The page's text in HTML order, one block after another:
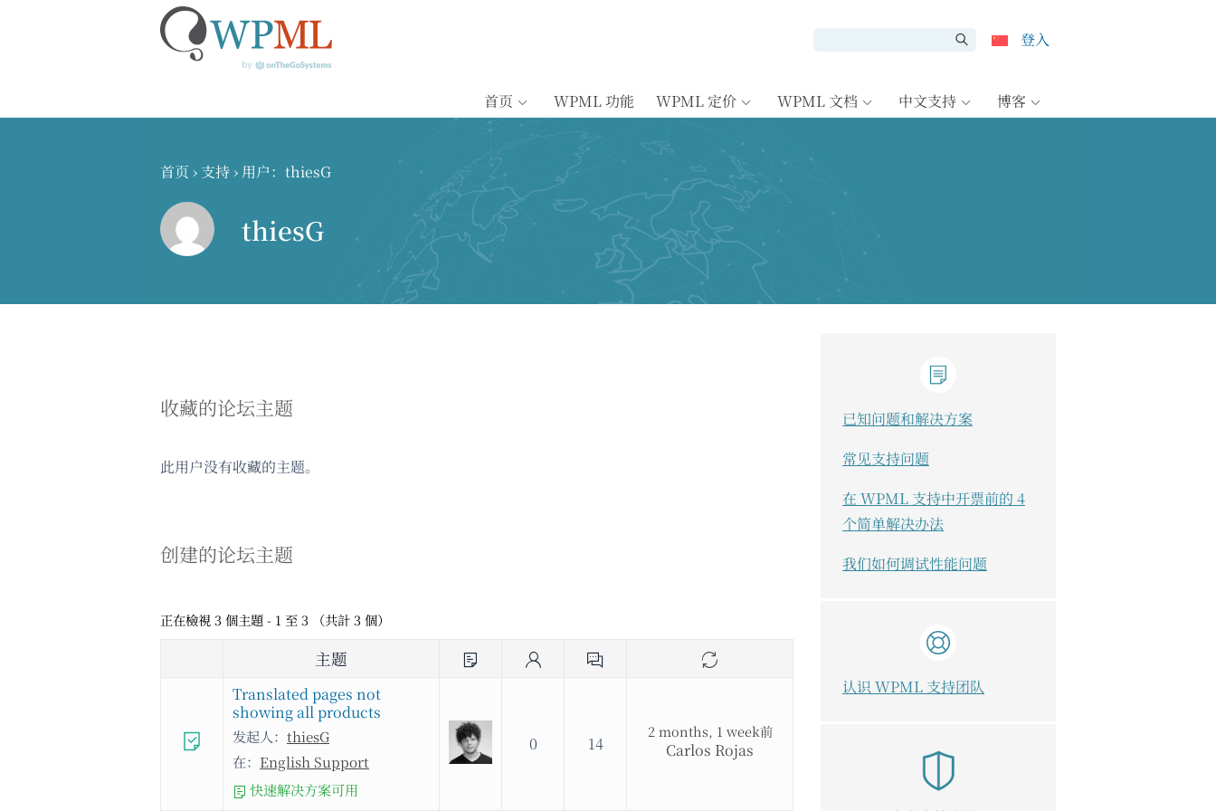
登入
首页 WPML 功能 WPML 定价 WPML 文档 中文支持 博客
首页 › 支持› 用户：thiesG
thiesG
收藏的论坛主题
此用户没有收藏的主题。
创建的论坛主题
正在檢視 3 個主題 - 1 至 3 （共計 3 個）
主题
Translated pages not
showing all products
发起人： thiesG
在： English Support
快速解决方案可用
0 14
2 months, 1 week前
Carlos Rojas
已知问题和解决方案
常见支持问题
在 WPML 支持中开票前的 4
个简单解决办法
我们如何调试性能问题
认识 WPML 支持团队